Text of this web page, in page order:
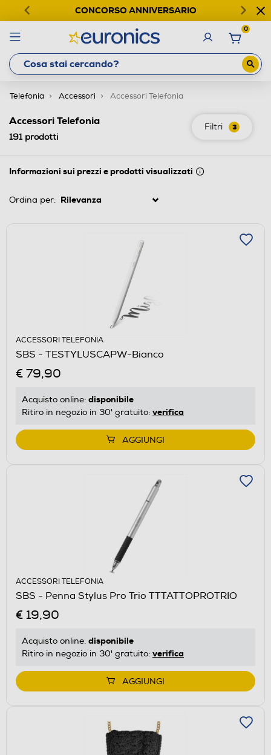
CONCORSO ANNIVERSARIO
0
Telefonia Accessori Accessori Telefonia
Filtri 3
Accessori Telefonia
191prodotti
Informazioni sui prezzi e prodotti visualizzati
Ordina per:
ACCESSORI TELEFONIA
SBS - TESTYLUSCAPW-Bianco
€ 79,90
Acquisto online: disponibile
Ritiro in negozio in 30' gratuito: verifica
AGGIUNGI
ACCESSORI TELEFONIA
SBS - Penna Stylus Pro Trio TTTATTOPROTRIO
€ 19,90
Acquisto online: disponibile
Ritiro in negozio in 30' gratuito: verifica
AGGIUNGI